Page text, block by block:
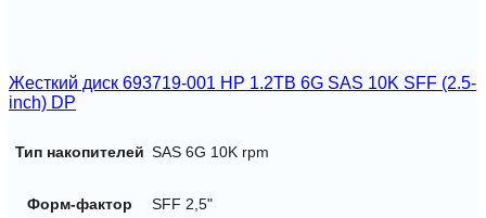
Жесткий диск 693719-001 HP 1.2TB 6G SAS 10K SFF (2.5-
inch) DP
Тип накопителей SAS 6G 10K rpm
Форм-фактор SFF 2,5"